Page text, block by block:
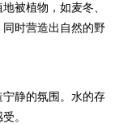
被植物，如麦冬、
时营造出自然的野
静的氛围。水的存
。